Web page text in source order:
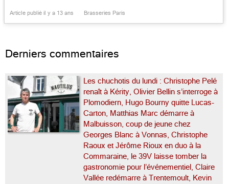
féminin, prompt et charmant, la carte
Article publié il y a 13 ans Brasseries Paris
Derniers commentaires
Les chuchotis du lundi : Christophe Pelé
renaît à Kérity, Olivier Bellin s’interroge à
Plomodiern, Hugo Bourny quitte Lucas-
Carton, Matthias Marc démarre à
Malbuisson, coup de jeune chez
Georges Blanc à Vonnas, Christophe
Raoux et Jérôme Rioux en duo à la
Commaraine, le 39V laisse tomber la
gastronomie pour l’événementiel, Claire
Vallée redémarre à Trentemoult, Kevin